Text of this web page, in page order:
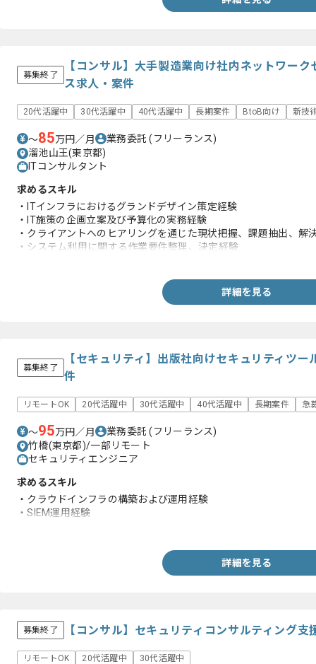
募集終了
【コンサル】大手製造業向け社内ネットワー
ス求人・案件
20代活躍中 30代活躍中 40代活躍中 長期案件 BtoB向け 新技
〜85万円／月 業務委託(フリーランス)
溜池山王(東京都)
ITコンサルタント
求めるスキル
・ITインフラにおけるグランドデザイン策定経験
・IT施策の企画立案及び予算化の実務経験
・クライアントへのヒアリングを通じた現状把握、課題抽出、解
・システム利用に関する作業要件整理、決定経験
詳細を見る
募集終了
【セキュリティ】出版社向けセキュリティツー
件
リモートOK 20代活躍中 30代活躍中 40代活躍中 長期案件 急
〜95万円／月 業務委託(フリーランス)
竹橋(東京都)/一部リモート
セキュリティエンジニア
求めるスキル
・クラウドインフラの構築および運用経験
・SIEM運用経験
詳細を見る
募集終了 【コンサル】セキュリティコンサルティング
リモートOK 20代活躍中 30代活躍中